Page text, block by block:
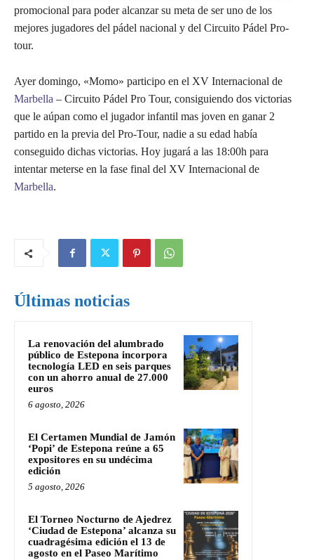
promocional para poder alcanzar su meta de ser uno de los
mejores jugadores del pádel nacional y del Circuito Pádel Pro-
tour.
Ayer domingo, «Momo» participo en el XV Internacional de
Marbella – Circuito Pádel Pro Tour, consiguiendo dos victorias
que le aúpan como el jugador infantil mas joven en ganar 2
partido en la previa del Pro-Tour, nadie a su edad había
conseguido dichas victorias. Hoy jugará a las 18:00h para
intentar meterse en la fase final del XV Internacional de
Marbella.
Últimas noticias
La renovación del alumbrado
público de Estepona incorpora
tecnología LED en seis parques
con un ahorro anual de 27.000
euros
6 agosto, 2026
El Certamen Mundial de Jamón
‘Popi’ de Estepona reúne a 65
expositores en su undécima
edición
5 agosto, 2026
El Torneo Nocturno de Ajedrez
‘Ciudad de Estepona’ alcanza su
cuadragésima edición el 13 de
agosto en el Paseo Marítimo